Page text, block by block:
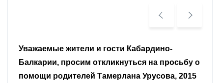
Уважаемые земляки и все неравнодушные
граждане.